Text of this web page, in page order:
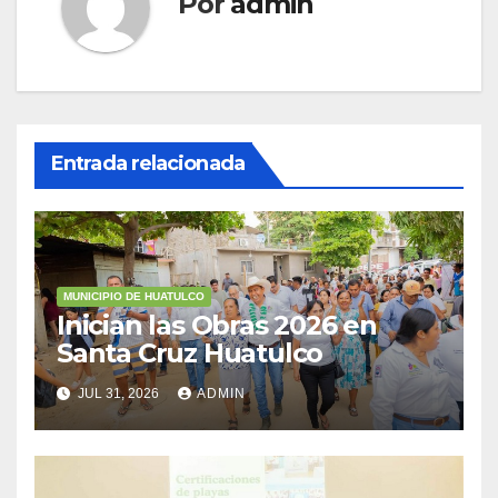
Entrada relacionada
MUNICIPIO DE HUATULCO
Inician las Obras 2026 en
Santa Cruz Huatulco
JUL 31, 2026 ADMIN